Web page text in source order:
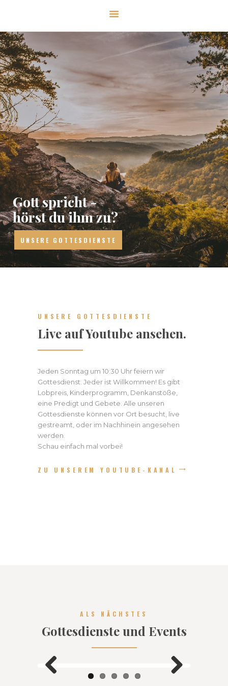
CHRISTUSgemeinde
HOME
ÜBER UNS
UNSER GLAUBE
SERVICE
KONTAKT
SPENDEN
Gott spricht -
hörst du ihm zu?
UNSERE GOTTESDIENSTE
UNSERE GOTTESDIENSTE
Live auf Youtube ansehen.
Jeden Sonntag um 10:30 Uhr feiern wir
Gottesdienst. Jeder ist Willkommen! Es gibt
Lobpreis, Kinderprogramm, Denkanstöße,
eine Predigt und Gebete. Alle unseren
Gottesdienste können vor Ort besucht, live
gestreamt, oder im Nachhinein angesehen
werden.
Schau einfach mal vorbei!
ZU UNSEREM YOUTUBE-KANAL
ALS NÄCHSTES
Gottesdienste und Events